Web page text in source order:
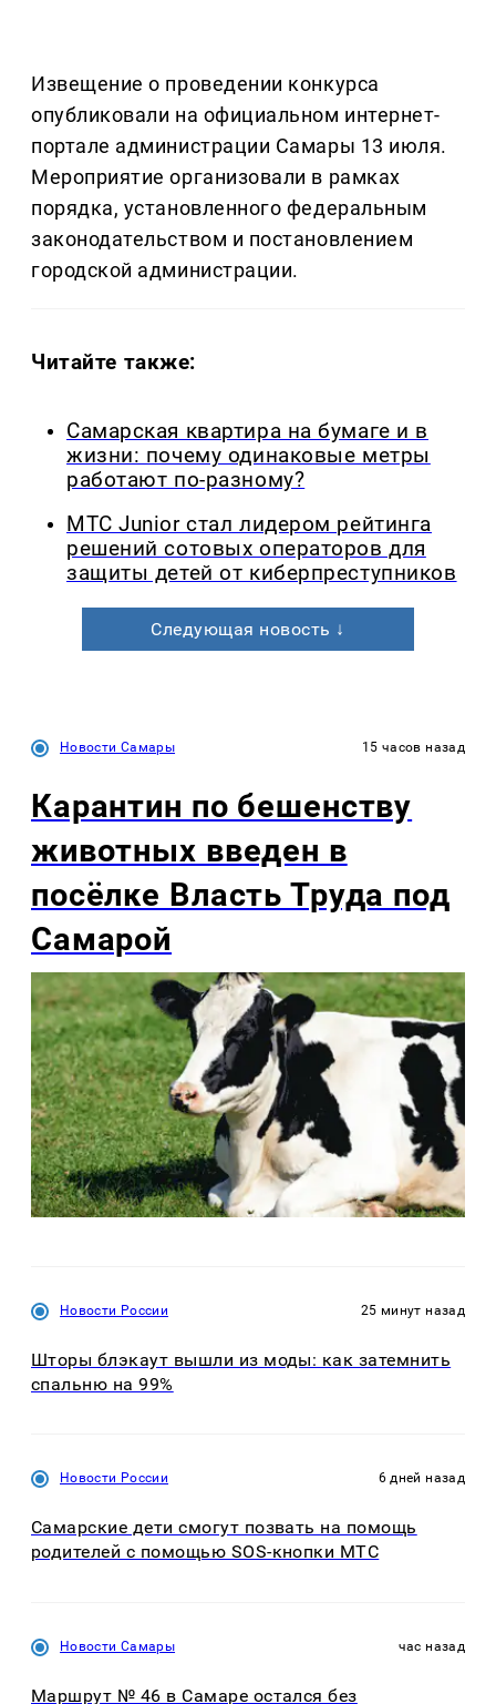
Извещение о проведении конкурса
опубликовали на официальном интернет-
портале администрации Самары 13 июля.
Мероприятие организовали в рамках
порядка, установленного федеральным
законодательством и постановлением
городской администрации.
Читайте также:
Самарская квартира на бумаге и в
жизни: почему одинаковые метры
работают по-разному?
МТС Junior стал лидером рейтинга
решений сотовых операторов для
защиты детей от киберпреступников
Следующая новость ↓
Новости Самары 15 часов назад
Карантин по бешенству
животных введен в
посёлке Власть Труда под
Самарой
Новости России 25 минут назад
Шторы блэкаут вышли из моды: как затемнить
спальню на 99%
Новости России 6 дней назад
Самарские дети смогут позвать на помощь
родителей с помощью SOS-кнопки МТС
Новости Самары час назад
Маршрут № 46 в Самаре остался без